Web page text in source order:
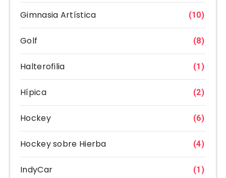
Gimnasia Artística (10)
Golf (8)
Halterofilia (1)
Hípica (2)
Hockey (6)
Hockey sobre Hierba (4)
IndyCar (1)